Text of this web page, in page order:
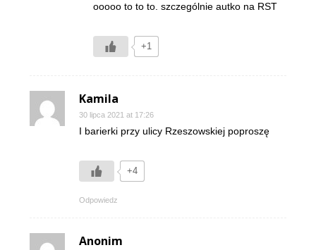
ooooo to to to. szczególnie autko na RST
+1
Kamila
30 lipca 2021 at 17:26
I barierki przy ulicy Rzeszowskiej poproszę
+4
Odpowiedz
Anonim